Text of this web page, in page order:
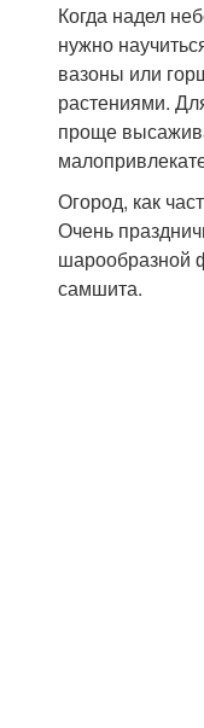
Когда надел
нужно
вазоны или
растениями.
проще
Огород, как
Очень
шарообразной
самшита.